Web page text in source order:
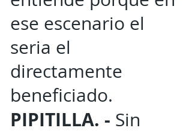
ese escenario el
seria el
directamente
beneficiado.
PIPITILLA. - Sin